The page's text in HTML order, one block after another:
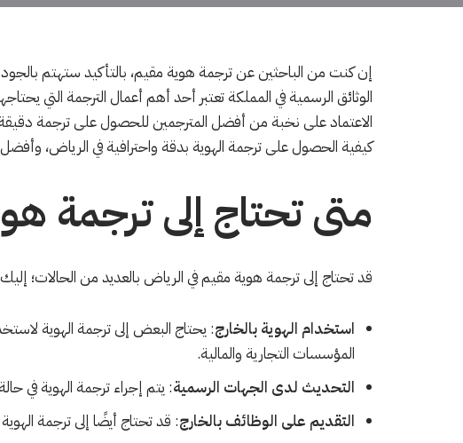
إن كنت من الباحثين عن ترجمة هوية مقيم، بالتأكيد ستهتم
الوثائق الرسمية في المملكة تعتبر أحد أهم أعمال الترجمة التي
الاعتماد على نخبة من أفضل المترجمين للحصول على ترجمة
كيفية الحصول على ترجمة الهوية بدقة واحترافية في الرياض، وأفضل
متى تحتاج إلى ترجمة
قد تحتاج إلى ترجمة هوية مقيم في الرياض بالعديد من الحالات؛
استخدام الهوية بالخارج: يحتاج البعض إلى ترجمة الهوية
المؤسسات التجارية والمالية.
التحديث لدى الجهات الرسمية: يتم إجراء ترجمة الهوية في
التقديم على الوظائف بالخارج: قد تحتاج أيضًا إلى ترجمة